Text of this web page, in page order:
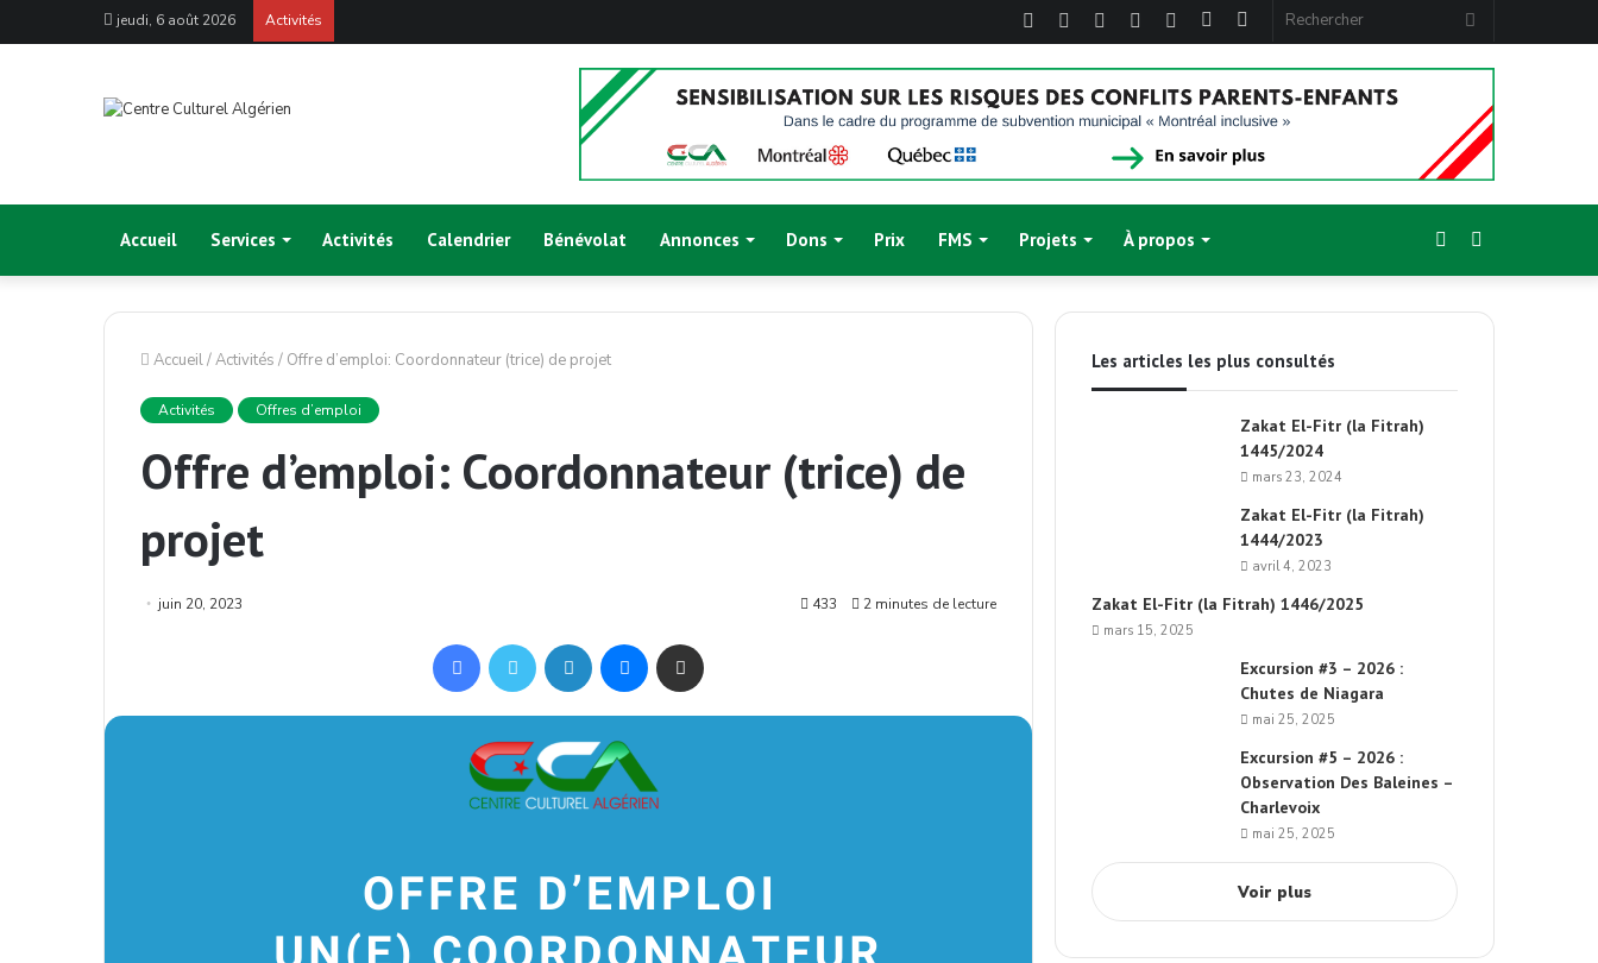
jeudi, 6 août 2026 Activités Rechercher
Sidebar
latérale)
Article
Instagram
YouTube
Linkedin
Twitter
Facebook
Accueil Services Activités Calendrier Bénévolat Annonces Dons Prix FMS Projets À propos
skin
Sidebar
(barre
Accueil/Activités / Offre d’emploi: Coordonnateur (trice) de projet
Activités Offres d’emploi
Offre d’emploi: Coordonnateur (trice) de
projet
juin 20, 2023 433 2 minutes de lecture
Facebook Twitter Linkedin Messenger
Les articles les plus consultés
Zakat El-Fitr (la Fitrah)
1445/2024
mars 23, 2024
Zakat El-Fitr (la Fitrah)
1444/2023
avril 4, 2023
Zakat El-Fitr (la Fitrah) 1446/2025
mars 15, 2025
Excursion #3 – 2026 :
Chutes de Niagara
mai 25, 2025
Excursion #5 – 2026 :
Observation Des Baleines –
Charlevoix
mai 25, 2025
Voir plus